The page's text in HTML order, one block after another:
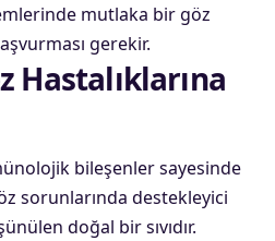
mutlaka bir göz
gerekir.
Hastalıklarına
bileşenler sayesinde
sorunlarında destekleyici
doğal bir sıvıdır.